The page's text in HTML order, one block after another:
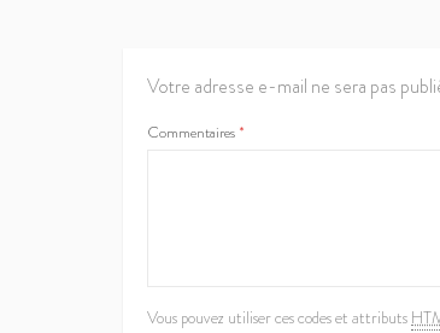
Votre adresse e-mail ne sera pas
Commentaires *
Vous pouvez utiliser ces codes et attributs